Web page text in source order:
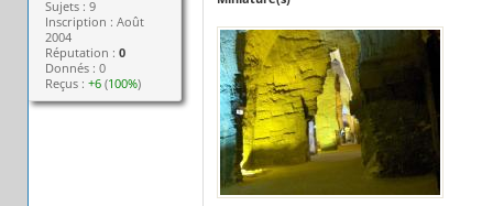
Sujets : 9
Inscription : Août
2004
Réputation :0
Donnés : 0
Reçus :+6 (100%)